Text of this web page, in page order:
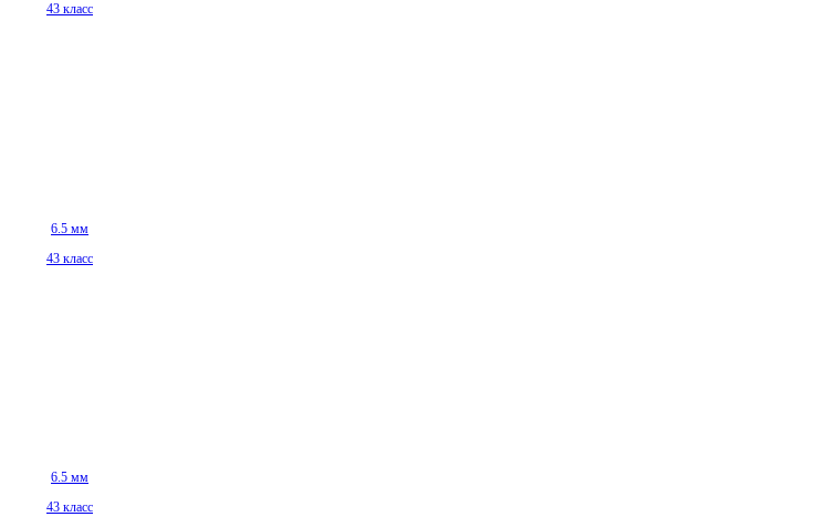
43 класс
6.5 мм
43 класс
6.5 мм
43 класс